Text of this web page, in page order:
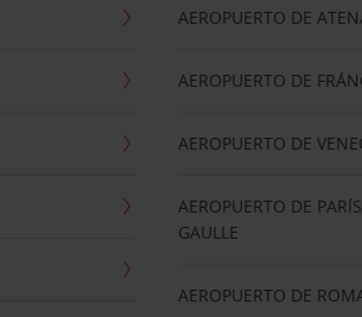
AEROPUERTO DE
AEROPUERTO DE
AEROPUERTO DE
AEROPUERTO DE
GAULLE
AEROPUERTO DE